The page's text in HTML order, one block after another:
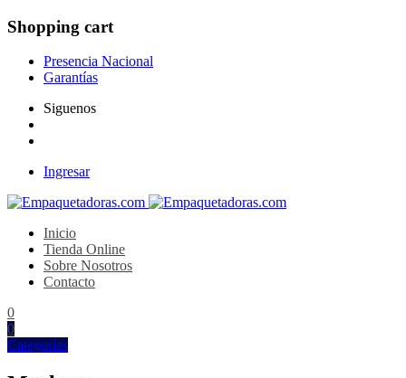
Shopping cart
Presencia Nacional
Garantías
Siguenos
Ingresar
Inicio
Tienda Online
Sobre Nosotros
Contacto
0
0
Categorías